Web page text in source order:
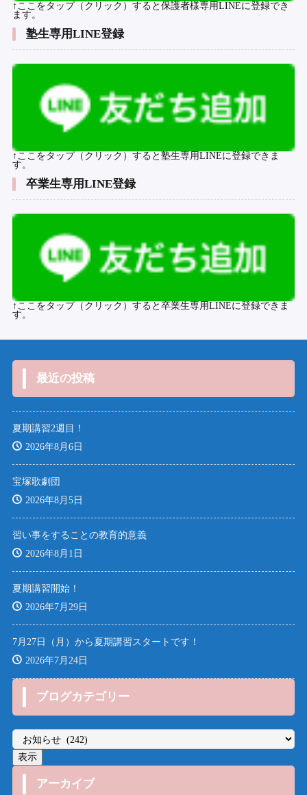
↑ここをタップ（クリック）すると保護者様専用LINEに登録でき
ます。
塾生専用LINE登録
↑ここをタップ（クリック）すると塾生専用LINEに登録できま
す。
卒業生専用LINE登録
↑ここをタップ（クリック）すると卒業生専用LINEに登録できま
す。
最近の投稿
夏期講習2週目！
2026年8月6日
宝塚歌劇団
2026年8月5日
習い事をすることの教育的意義
2026年8月1日
夏期講習開始！
2026年7月29日
7月27日（月）から夏期講習スタートです！
2026年7月24日
ブログカテゴリー
アーカイブ